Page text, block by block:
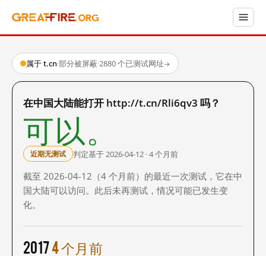
属于 t.cn·部分被屏蔽·2880 个已测试网址→
在中国大陆能打开 http://t.cn/Rli6qv3 吗？
可以。
近期无测试 判定基于 2026-04-12 · 4 个月前
截至 2026-04-12（4 个月前）的最近一次测试，它在中
国大陆可以访问。此后未再测试，情况可能已发生变
化。
20174 个月前